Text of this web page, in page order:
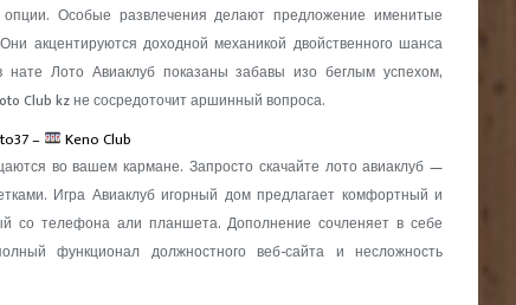
опции. Особые развлечения делают предложение именитые
акцентируются доходной механикой двойственного шанса
нате Лото Авиаклуб показаны забавы изо беглым успехом,
Club kz не сосредоточит аршинный вопроса.
– Keno Club
во вашем кармане. Запросто скачайте лото авиаклуб —
Игра Авиаклуб игорный дом предлагает комфортный и
со телефона али планшета. Дополнение сочленяет в себе
функционал должностного веб-сайта и несложность